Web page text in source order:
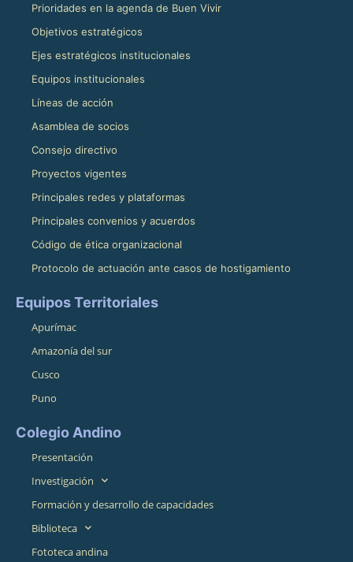
Prioridades en la agenda de Buen Vivir
Objetivos estratégicos
Ejes estratégicos institucionales
Equipos institucionales
Líneas de acción
Asamblea de socios
Consejo directivo
Proyectos vigentes
Principales redes y plataformas
Principales convenios y acuerdos
Código de ética organizacional
Protocolo de actuación ante casos de hostigamiento
Equipos Territoriales
Apurímac
Amazonía del sur
Cusco
Puno
Colegio Andino
Presentación
Investigación
Formación y desarrollo de capacidades
Biblioteca
Fototeca andina